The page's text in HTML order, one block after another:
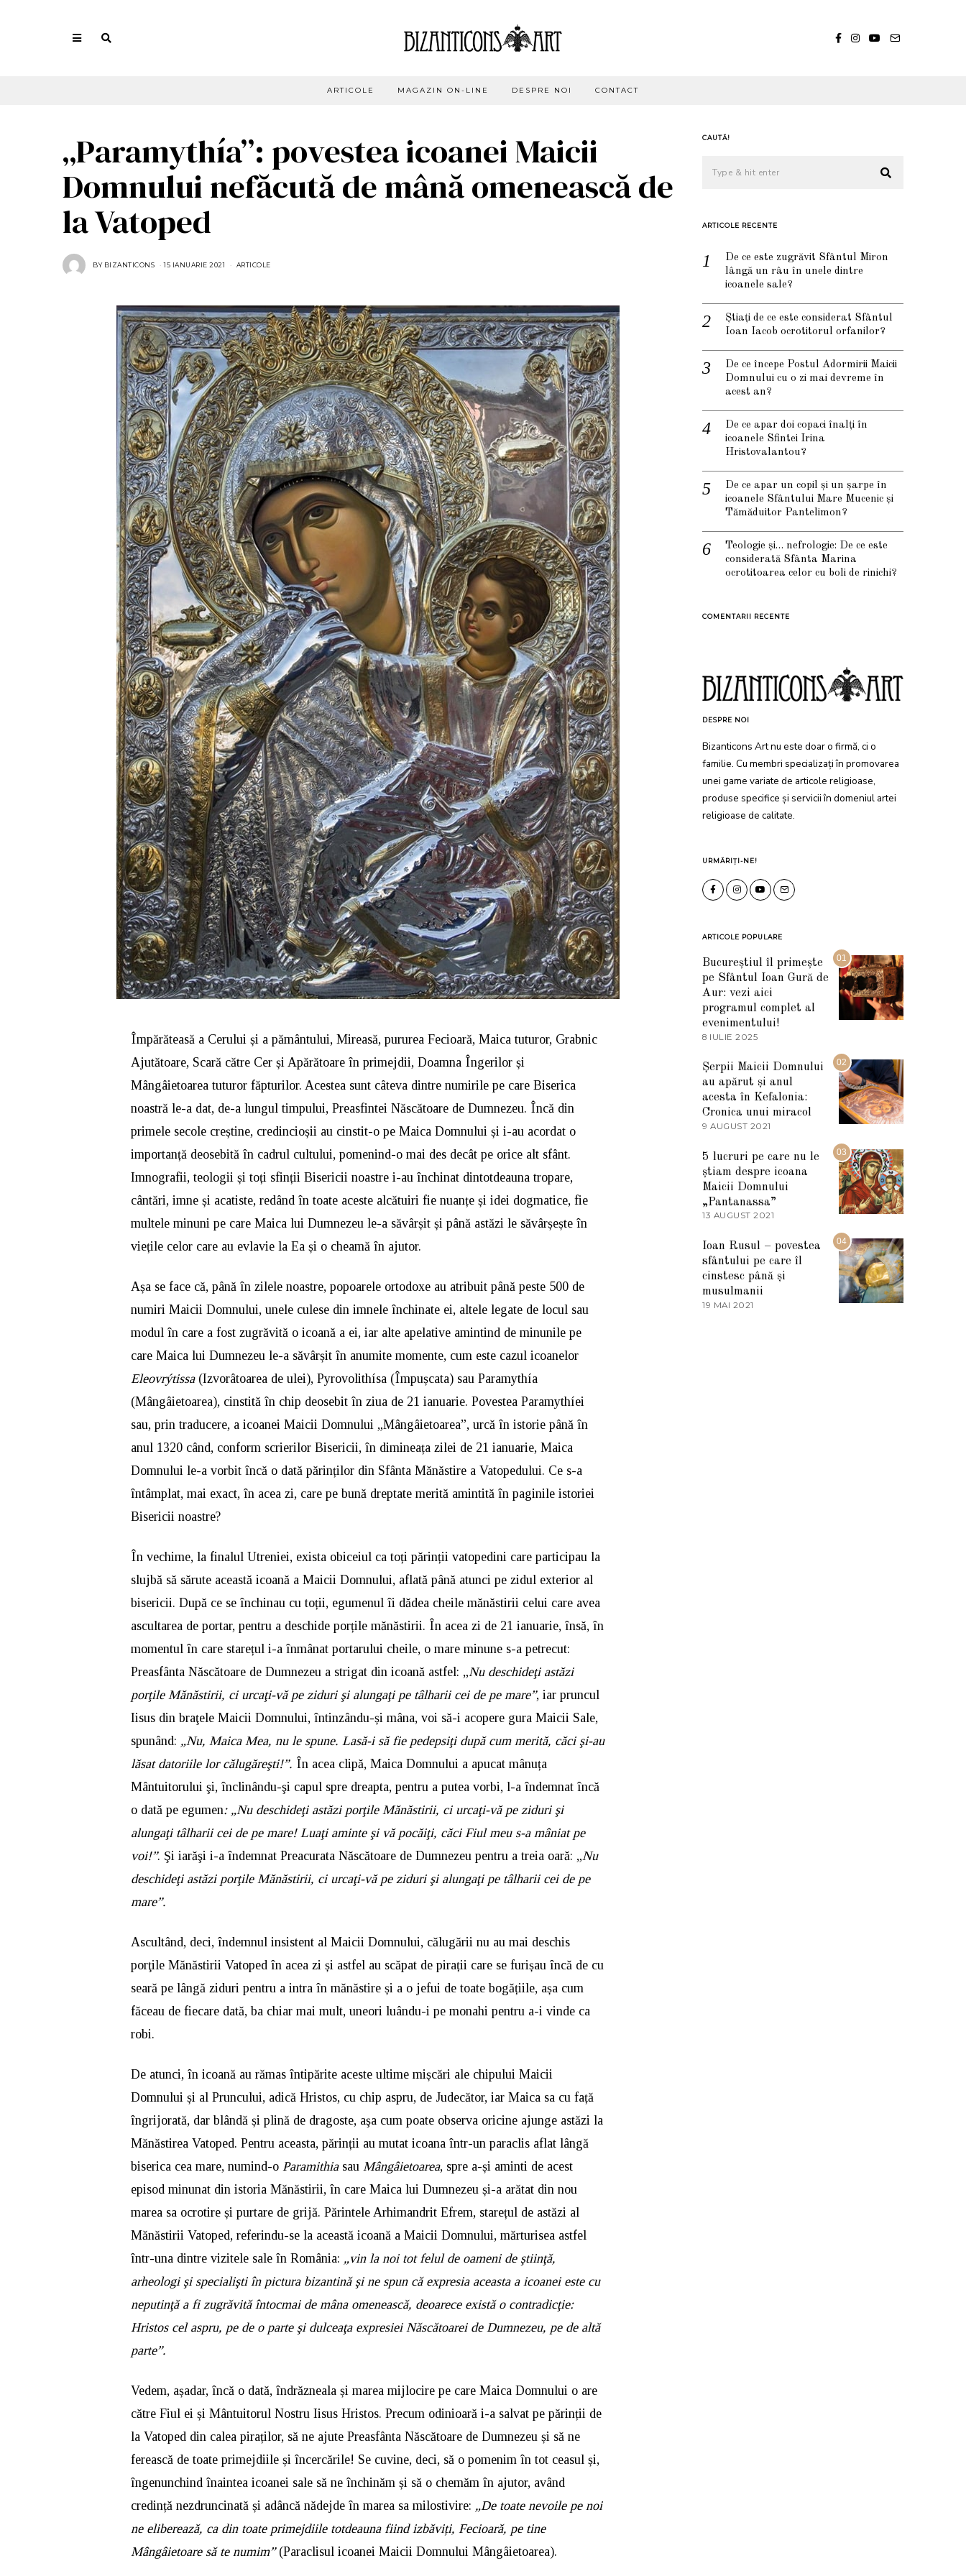
ARTICOLE MAGAZIN ON-LINE DESPRE NOI CONTACT
„Paramythía”: povestea icoanei Maicii
Domnului nefăcută de mână omenească de
la Vatoped
BY BIZANTICONS 15 IANUARIE 2021
U
A
R
I
E
2
0
2
2
ARTICOLE
Împărăteasă a Cerului și a pământului, Mireasă, pururea Fecioară, Maica tuturor, Grabnic
Ajutătoare, Scară către Cer și Apărătoare în primejdii, Doamna Îngerilor și
Mângâietoarea tuturor făpturilor. Acestea sunt câteva dintre numirile pe care Biserica
noastră le-a dat, de-a lungul timpului, Preasfintei Născătoare de Dumnezeu. Încă din
primele secole creștine, credincioșii au cinstit-o pe Maica Domnului și i-au acordat o
importanță deosebită în cadrul cultului, pomenind-o mai des decât pe orice alt sfânt.
Imnografii, teologii și toți sfinții Bisericii noastre i-au închinat dintotdeauna tropare,
cântări, imne și acatiste, redând în toate aceste alcătuiri fie nuanțe și idei dogmatice, fie
multele minuni pe care Maica lui Dumnezeu le-a săvârșit și până astăzi le săvârșește în
viețile celor care au evlavie la Ea și o cheamă în ajutor.
Așa se face că, până în zilele noastre, popoarele ortodoxe au atribuit până peste 500 de
numiri Maicii Domnului, unele culese din imnele închinate ei, altele legate de locul sau
modul în care a fost zugrăvită o icoană a ei, iar alte apelative amintind de minunile pe
care Maica lui Dumnezeu le-a săvârșit în anumite momente, cum este cazul icoanelor
Eleovrýtissa(Izvorâtoarea de ulei), Pyrovolithísa (Împușcata) sau Paramythía
(Mângâietoarea), cinstită în chip deosebit în ziua de 21 ianuarie. Povestea Paramythíei
sau, prin traducere, a icoanei Maicii Domnului „Mângâietoarea”, urcă în istorie până în
anul 1320 când, conform scrierilor Bisericii, în dimineața zilei de 21 ianuarie, Maica
Domnului le-a vorbit încă o dată părinților din Sfânta Mănăstire a Vatopedului. Ce s-a
întâmplat, mai exact, în acea zi, care pe bună dreptate merită amintită în paginile istoriei
Bisericii noastre?
În vechime, la finalul Utreniei, exista obiceiul ca toți părinții vatopedini care participau la
slujbă să sărute această icoană a Maicii Domnului, aflată până atunci pe zidul exterior al
bisericii. După ce se închinau cu toții, egumenul îi dădea cheile mănăstirii celui care avea
ascultarea de portar, pentru a deschide porțile mănăstirii. În acea zi de 21 ianuarie, însă, în
momentul în care starețul i-a înmânat portarului cheile, o mare minune s-a petrecut:
Preasfânta Născătoare de Dumnezeu a strigat din icoană astfel: „Nu deschideţi astăzi
porţile Mănăstirii, ci urcaţi-vă pe ziduri şi alungaţi pe tâlharii cei de pe mare”, iar pruncul
Iisus din braţele Maicii Domnului, întinzându-și mâna, voi să-i acopere gura Maicii Sale,
spunând: „Nu, Maica Mea, nu le spune. Lasă-i să fie pedepsiţi după cum merită, căci şi-au
lăsat datoriile lor călugăreşti!”. În acea clipă, Maica Domnului a apucat mânuța
Mântuitorului şi, înclinându-şi capul spre dreapta, pentru a putea vorbi, l-a îndemnat încă
o dată pe egumen: „Nu deschideţi astăzi porţile Mănăstirii, ci urcaţi-vă pe ziduri şi
alungaţi tâlharii cei de pe mare! Luaţi aminte şi vă pocăiţi, căci Fiul meu s-a mâniat pe
voi!”. Şi iarăşi i-a îndemnat Preacurata Născătoare de Dumnezeu pentru a treia oară: „Nu
deschideţi astăzi porţile Mănăstirii, ci urcaţi-vă pe ziduri şi alungaţi pe tâlharii cei de pe
mare”.
Ascultând, deci, îndemnul insistent al Maicii Domnului, călugării nu au mai deschis
porţile Mănăstirii Vatoped în acea zi și astfel au scăpat de pirații care se furișau încă de cu
seară pe lângă ziduri pentru a intra în mănăstire și a o jefui de toate bogățiile, așa cum
făceau de fiecare dată, ba chiar mai mult, uneori luându-i pe monahi pentru a-i vinde ca
robi.
De atunci, în icoană au rămas întipărite aceste ultime mișcări ale chipului Maicii
Domnului și al Pruncului, adică Hristos, cu chip aspru, de Judecător, iar Maica sa cu față
îngrijorată, dar blândă și plină de dragoste, aşa cum poate observa oricine ajunge astăzi la
Mănăstirea Vatoped. Pentru aceasta, părinții au mutat icoana într-un paraclis aflat lângă
biserica cea mare, numind-o Paramithiasau Mângâietoarea, spre a-și aminti de acest
episod minunat din istoria Mănăstirii, în care Maica lui Dumnezeu și-a arătat din nou
marea sa ocrotire și purtare de grijă. Părintele Arhimandrit Efrem, starețul de astăzi al
Mănăstirii Vatoped, referindu-se la această icoană a Maicii Domnului, mărturisea astfel
într-una dintre vizitele sale în România: „vin la noi tot felul de oameni de ştiinţă,
arheologi şi specialişti în pictura bizantină şi ne spun că expresia aceasta a icoanei este cu
neputinţă a fi zugrăvită întocmai de mâna omenească, deoarece există o contradicţie:
Hristos cel aspru, pe de o parte şi dulceaţa expresiei Născătoarei de Dumnezeu, pe de altă
parte”.
Vedem, așadar, încă o dată, îndrăzneala și marea mijlocire pe care Maica Domnului o are
către Fiul ei și Mântuitorul Nostru Iisus Hristos. Precum odinioară i-a salvat pe părinții de
la Vatoped din calea piraților, să ne ajute Preasfânta Născătoare de Dumnezeu și să ne
ferească de toate primejdiile și încercările! Se cuvine, deci, să o pomenim în tot ceasul și,
îngenunchind înaintea icoanei sale să ne închinăm și să o chemăm în ajutor, având
credință nezdruncinată și adâncă nădejde în marea sa milostivire: „De toate nevoile pe noi
ne eliberează, ca din toate primejdiile totdeauna fiind izbăviți, Fecioară, pe tine
Mângâietoare să te numim”(Paraclisul icoanei Maicii Domnului Mângâietoarea).
CAUTĂ!
ARTICOLE RECENTE
De ce este zugrăvit Sfântul Miron
lângă un râu în unele dintre
icoanele sale?
Știați de ce este considerat Sfântul
Ioan Iacob ocrotitorul orfanilor?
De ce începe Postul Adormirii Maicii
Domnului cu o zi mai devreme în
acest an?
De ce apar doi copaci înalți în
icoanele Sfintei Irina
Hristovalantou?
De ce apar un copil și un șarpe în
icoanele Sfântului Mare Mucenic și
Tămăduitor Pantelimon?
Teologie și… nefrologie: De ce este
considerată Sfânta Marina
ocrotitoarea celor cu boli de rinichi?
COMENTARII RECENTE
DESPRE NOI
Bizanticons Art nu este doar o firmă, ci o
familie. Cu membri specializați în promovarea
unei game variate de articole religioase,
produse specifice și servicii în domeniul artei
religioase de calitate.
URMĂRIȚI-NE!
ARTICOLE POPULARE
01
Bucureștiul îl primește
pe Sfântul Ioan Gură de
Aur: vezi aici
programul complet al
evenimentului!
8 IULIE 2025
U
L
I
2
0
02
Șerpii Maicii Domnului
au apărut și anul
acesta în Kefalonia:
Cronica unui miracol
9 AUGUST 2021
A
R
T
I
2
2
2
03
5 lucruri pe care nu le
știam despre icoana
Maicii Domnului
„Pantanassa”
13 AUGUST 2021
U
G
U
S
04
Ioan Rusul – povestea
sfântului pe care îl
cinstesc până și
musulmanii
19 MAI 2021